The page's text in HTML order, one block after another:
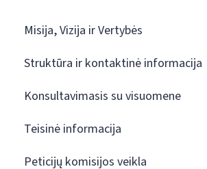
Misija, Vizija ir Vertybės
Struktūra ir kontaktinė informacija
Konsultavimasis su visuomene
Teisinė informacija
Peticijų komisijos veikla